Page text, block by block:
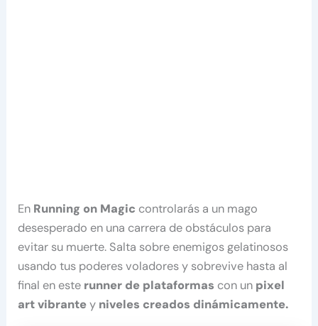
En Running on Magic controlarás a un mago
desesperado en una carrera de obstáculos para
evitar su muerte. Salta sobre enemigos gelatinosos
usando tus poderes voladores y sobrevive hasta al
final en este runner de plataformas con un pixel
art vibrantey niveles creados dinámicamente.